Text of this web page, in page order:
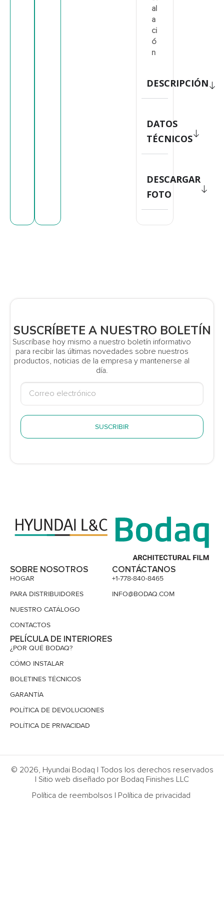
al
a
ci
ó
n
DESCRIPCIÓN
DATOS
TÉCNICOS
DESCARGAR
FOTO
SUSCRÍBETE A NUESTRO BOLETÍN
Suscríbase hoy mismo a nuestro boletín informativo
para recibir las últimas novedades sobre nuestros
productos, noticias de la empresa y mantenerse al
día.
SUSCRIBIR
SOBRE NOSOTROS
HOGAR
PARA DISTRIBUIDORES
NUESTRO CATÁLOGO
CONTACTOS
PELÍCULA DE INTERIORES
¿POR QUÉ BODAQ?
CÓMO INSTALAR
BOLETINES TÉCNICOS
GARANTÍA
POLÍTICA DE DEVOLUCIONES
POLÍTICA DE PRIVACIDAD
CONTÁCTANOS
+1-778-840-8465
INFO@BODAQ.COM
© 2026, Hyundai Bodaq | Todos los derechos reservados
| Sitio web diseñado por Bodaq Finishes LLC
Política de reembolsos | Política de privacidad